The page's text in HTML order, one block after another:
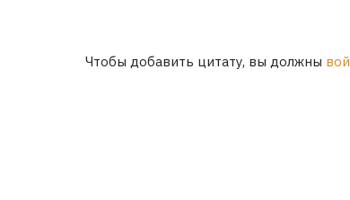
Чтобы добавить цитату, вы должны